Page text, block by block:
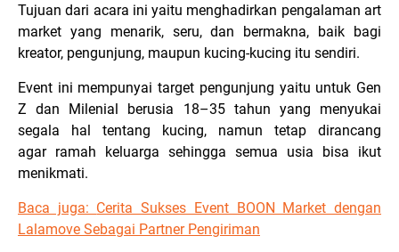
Tujuan dari acara ini yaitu menghadirkan pengalaman art
market yang menarik, seru, dan bermakna, baik bagi
kreator, pengunjung, maupun kucing-kucing itu sendiri.
Event ini mempunyai target pengunjung yaitu untuk Gen
Z dan Milenial berusia 18–35 tahun yang menyukai
segala hal tentang kucing, namun tetap dirancang
agar ramah keluarga sehingga semua usia bisa ikut
menikmati.
Baca juga: Cerita Sukses Event BOON Market dengan
Lalamove Sebagai Partner Pengiriman